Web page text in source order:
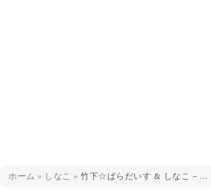
ホーム » しなこ » 竹下☆ぱらだいす & しなこ – たまごっちパラダイスのうた 歌詞 ( Lyrics)